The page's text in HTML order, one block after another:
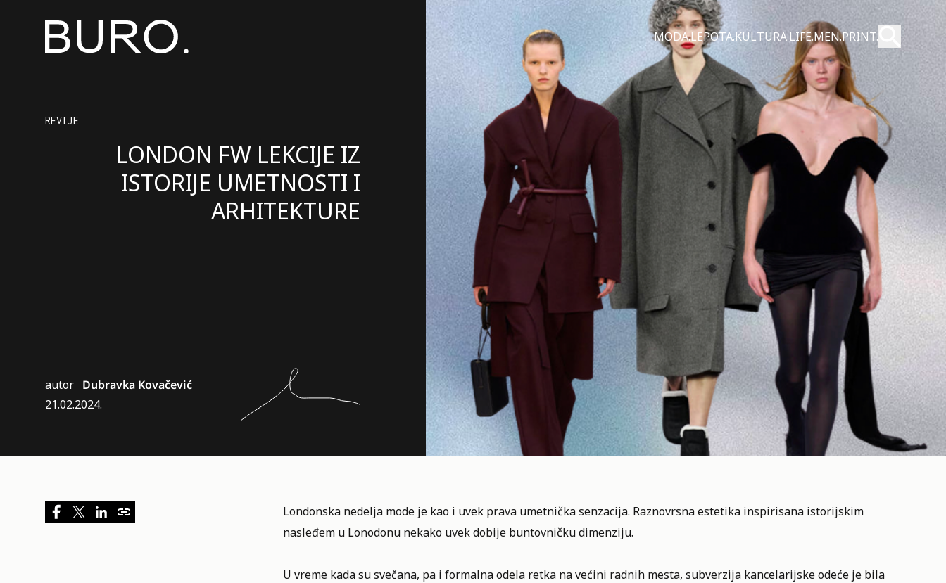
MODA.LEPOTA.KULTURA.LIFE.MEN.PRINT. Pretraži
Pošalji
REVIJE
LONDON FW LEKCIJE IZ
ISTORIJE UMETNOSTI I
ARHITEKTURE
autor Dubravka Kovačević
21.02.2024.
Londonska nedelja mode je kao i uvek prava umetnička senzacija. Raznovrsna estetika inspirisana istorijskim
nasleđem u Lonodonu nekako uvek dobije buntovničku dimenziju.
U vreme kada su svečana, pa i formalna odela retka na većini radnih mesta, subverzija kancelarijske odeće je bila